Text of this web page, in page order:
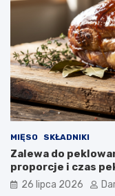
MIĘSO SKŁADNIKI
Zalewa do
proporcje i czas
26 lipca 2026